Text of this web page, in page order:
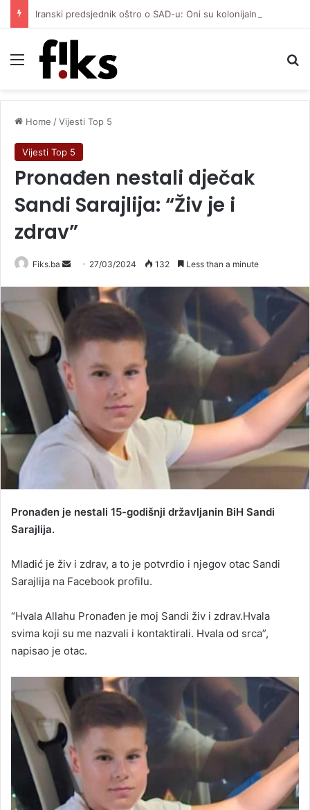
Menu
Home /Vijesti Top 5
Vijesti Top 5
Pronađen nestali dječak
Sandi Sarajlija: “Živ je i
zdrav”
Fiks.ba
Send 27/03/2024 132 Less than a minute
Pronađen je nestali 15-godišnji državljanin BiH Sandi
Sarajlija.
Mladić je živ i zdrav, a to je potvrdio i njegov otac Sandi
Sarajlija na Facebook profilu.
“Hvala Allahu Pronađen je moj Sandi živ i zdrav.Hvala
svima koji su me nazvali i kontaktirali. Hvala od srca”,
napisao je otac.